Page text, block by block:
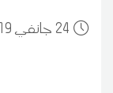
24 19:15 2019 جانفي